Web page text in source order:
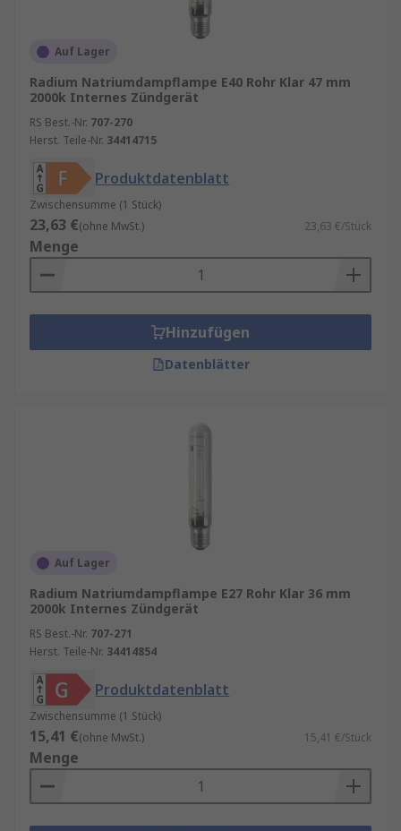
Auf Lager
Radium Natriumdampflampe E40 Rohr Klar 47 mm
2000k Internes Zündgerät
RS Best.-Nr. 707-270
Herst. Teile-Nr. 34414715
Produktdatenblatt
Zwischensumme (1 Stück)
23,63 €(ohne MwSt.) 23,63 €/Stück
Menge
Hinzufügen
Datenblätter
Auf Lager
Radium Natriumdampflampe E27 Rohr Klar 36 mm
2000k Internes Zündgerät
RS Best.-Nr. 707-271
Herst. Teile-Nr. 34414854
Produktdatenblatt
Zwischensumme (1 Stück)
15,41 €(ohne MwSt.) 15,41 €/Stück
Menge